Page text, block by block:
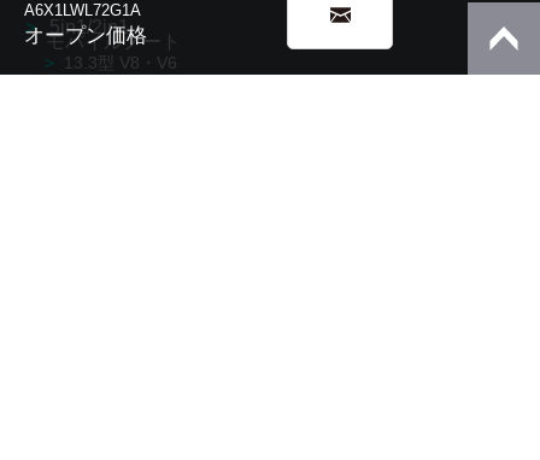
A6X1LWL72G1A
オープン価格
5in1/2in1
モバイルノート
13.3型 V8・V6